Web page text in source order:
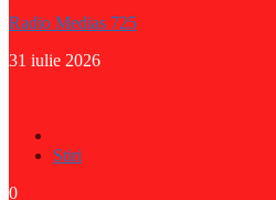
Radio Medias 725
31 iulie 2026
Stiri
0